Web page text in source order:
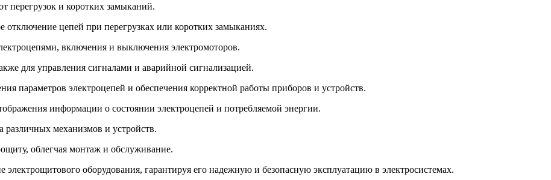
перегрузок и коротких замыканий.
цепей при перегрузках или коротких замыканиях.
включения и выключения электромоторов.
для управления сигналами и аварийной сигнализацией.
параметров электроцепей и обеспечения корректной работы приборов и устройств.
информации о состоянии электроцепей и потребляемой энергии.
различных механизмов и устройств.
облегчая монтаж и обслуживание.
оборудования, гарантируя его надежную и безопасную эксплуатацию в электросистемах.